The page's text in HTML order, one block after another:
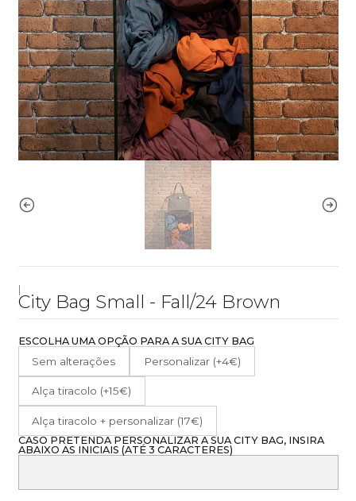
|
City Bag Small - Fall/24 Brown
ESCOLHA UMA OPÇÃO PARA A SUA CITY BAG
Sem alterações Personalizar (+4€)
Alça tiracolo (+15€)
Alça tiracolo + personalizar (17€)
CASO PRETENDA PERSONALIZAR A SUA CITY BAG, INSIRA
ABAIXO AS INICIAIS (ATÉ 3 CARACTERES)